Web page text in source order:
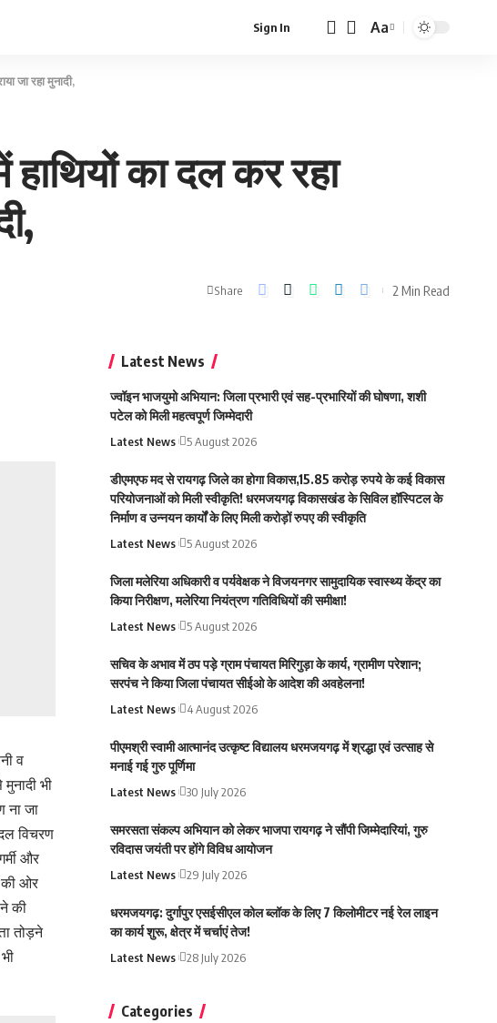
Sign In
Font
Aa
जा रहा मुनादी,
का दल कर रहा
Share 2 Min Read
व
भी
ना जा
विचरण
और
की ओर
की
तोड़ने
Latest News
ज्वॉइन भाजयुमो अभियान: जिला प्रभारी एवं सह-प्रभारियों की घोषणा, शशी
पटेल को मिली महत्वपूर्ण जिम्मेदारी
Latest News 5 August 2026
डीएमएफ मद से रायगढ़ जिले का होगा विकास,15.85 करोड़ रुपये के कई विकास
परियोजनाओं को मिली स्वीकृति! धरमजयगढ़ विकासखंड के सिविल हॉस्पिटल के
निर्माण व उन्नयन कार्यों के लिए मिली करोड़ों रुपए की स्वीकृति
Latest News 5 August 2026
जिला मलेरिया अधिकारी व पर्यवेक्षक ने विजयनगर सामुदायिक स्वास्थ्य केंद्र का
किया निरीक्षण, मलेरिया नियंत्रण गतिविधियों की समीक्षा!
Latest News 5 August 2026
सचिव के अभाव में ठप पड़े ग्राम पंचायत मिरिगुड़ा के कार्य, ग्रामीण परेशान;
सरपंच ने किया जिला पंचायत सीईओ के आदेश की अवहेलना!
Latest News 4 August 2026
पीएमश्री स्वामी आत्मानंद उत्कृष्ट विद्यालय धरमजयगढ़ में श्रद्धा एवं उत्साह से
मनाई गई गुरु पूर्णिमा
Latest News 30 July 2026
समरसता संकल्प अभियान को लेकर भाजपा रायगढ़ ने सौंपी जिम्मेदारियां, गुरु
रविदास जयंती पर होंगे विविध आयोजन
Latest News 29 July 2026
धरमजयगढ़: दुर्गापुर एसईसीएल कोल ब्लॉक के लिए 7 किलोमीटर नई रेल लाइन
का कार्य शुरू, क्षेत्र में चर्चाएं तेज!
Latest News 28 July 2026
Categories